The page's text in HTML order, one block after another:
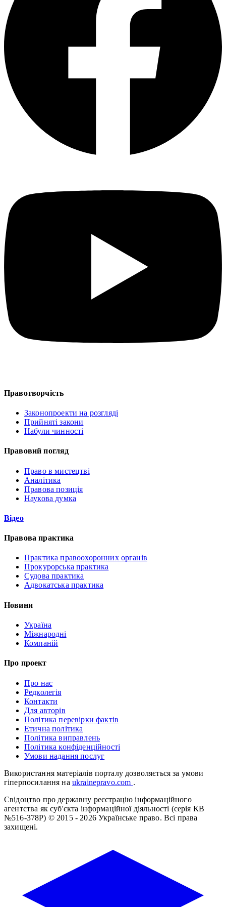
Правотворчість
Законопроекти на розгляді
Прийняті закони
Набули чинності
Правовий погляд
Право в мистецтві
Аналітика
Правова позиція
Наукова думка
Відео
Правова практика
Практика правоохоронних органів
Прокурорська практика
Судова практика
Адвокатська практика
Новини
Україна
Міжнародні
Компаній
Про проект
Про нас
Редколегія
Контакти
Для авторів
Політика перевірки фактів
Етична політика
Політика виправлень
Політика конфіденційності
Умови надання послуг
Використання матеріалів порталу дозволяється за умови
гіперпосилання на ukrainepravo.com .
Свідоцтво про державну реєстрацію інформаційного
агентства як суб'єкта інформаційної діяльності (серія КВ
№516-378Р) © 2015 - 2026 Українське право. Всі права
захищені.